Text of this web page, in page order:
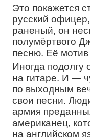
Это покажется
русский
раненый, он
полумёртвого
песню. Её
Иногда подолгу
на гитаре. И —
по выходным
свои песни.
армия
американец,
на английском